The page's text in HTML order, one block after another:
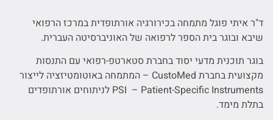
ד"ר איתי פוגל מתמחה בכירורגיה אורתופדית במרכז הרפואי
שיבא ובוגר בית הספר לרפואה של האוניברסיטה העברית.
בוגר תוכנית מדעי יסוד בחברת סטארטפ-רפואי עם התנסות
מקצועית בחברת CustoMed – המתמחה באוטומטיזציה לייצור
PSI – Patient-Specific Instruments לניתוחים אורתופדים
בתלת מימד.